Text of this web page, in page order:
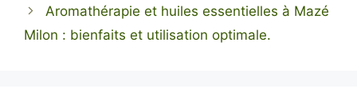
Aromathérapie et huiles essentielles à Mazé
Milon : bienfaits et utilisation optimale.